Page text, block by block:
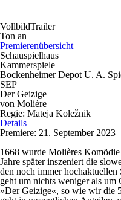
VollbildTrailer
Ton an
Premierenübersicht
Schauspielhaus
Kammerspiele
Bockenheimer Depot U. A.
SEP
Der Geizige
von Molière
Regie: Mateja Koležnik
Details
Premiere: 21. September 2023
1668 wurde Molières
Jahre später inszeniert die
den noch immer
geht um nichts weniger als um
»Der Geizige«, so wie wir die